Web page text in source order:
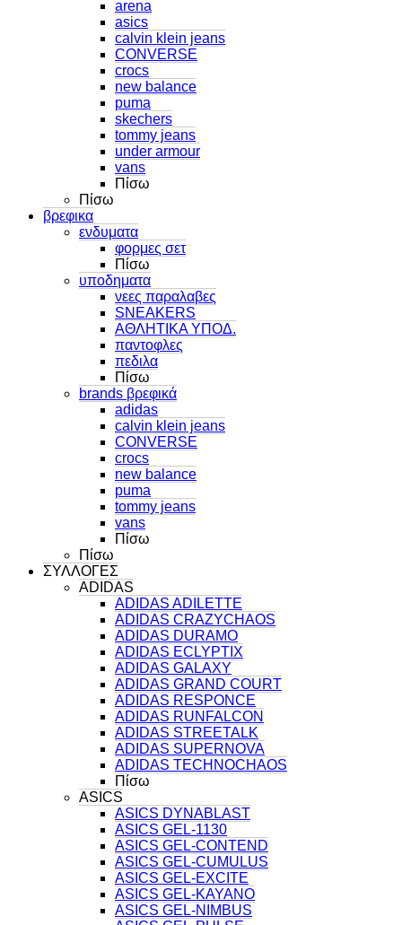
arena
asics
calvin klein jeans
CONVERSE
crocs
new balance
puma
skechers
tommy jeans
under armour
vans
Πίσω
Πίσω
βρεφικα
ενδυματα
φορμες σετ
Πίσω
υποδηματα
νεες παραλαβες
SNEAKERS
ΑΘΛΗΤΙΚΑ ΥΠΟΔ.
παντοφλες
πεδιλα
Πίσω
brands βρεφικά
adidas
calvin klein jeans
CONVERSE
crocs
new balance
puma
tommy jeans
vans
Πίσω
Πίσω
ΣΥΛΛΟΓΕΣ
ADIDAS
ADIDAS ADILETTE
ADIDAS CRAZYCHAOS
ADIDAS DURAMO
ADIDAS ECLYPTIX
ADIDAS GALAXY
ADIDAS GRAND COURT
ADIDAS RESPONCE
ADIDAS RUNFALCON
ADIDAS STREETALK
ADIDAS SUPERNOVA
ADIDAS TECHNOCHAOS
Πίσω
ASICS
ASICS DYNABLAST
ASICS GEL-1130
ASICS GEL-CONTEND
ASICS GEL-CUMULUS
ASICS GEL-EXCITE
ASICS GEL-KAYANO
ASICS GEL-NIMBUS